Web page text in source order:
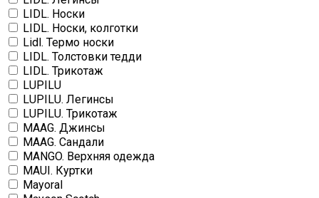
LIDL. Носки
LIDL. Носки, колготки
Lidl. Термо носки
LIDL. Толстовки тедди
LIDL. Трикотаж
LUPILU
LUPILU. Легинсы
LUPILU. Трикотаж
MAAG. Джинсы
MAAG. Сандали
MANGO. Верхняя одежда
MAUI. Куртки
Mayoral